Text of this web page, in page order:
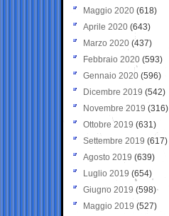
Maggio 2020 (618)
Aprile 2020 (643)
Marzo 2020 (437)
Febbraio 2020 (593)
Gennaio 2020 (596)
Dicembre 2019 (542)
Novembre 2019 (316)
Ottobre 2019 (631)
Settembre 2019 (617)
Agosto 2019 (639)
Luglio 2019 (654)
Giugno 2019 (598)
Maggio 2019 (527)